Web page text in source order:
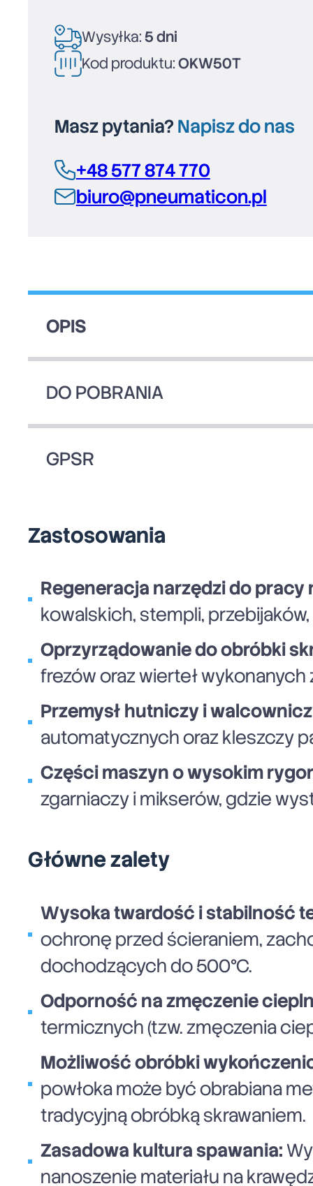
Wysyłka:5 dni
Kod produktu:OKW50T
Masz pytania? Napisz do nas
+48 577 874 770
biuro@pneumaticon.pl
OPIS
DO POBRANIA
GPSR
Zastosowania
Regeneracja narzędzi do pracy
kowalskich, stempli,
Oprzyrządowanie do obróbki
frezów oraz wierteł
Przemysł hutniczy i
automatycznych oraz kleszczy
Części maszyn o wysokim
zgarniaczy i mikserów, gdzie
Główne zalety
Wysoka twardość i stabilność
ochronę przed ścieraniem,
dochodzących do 500°C.
Odporność na zmęczenie
termicznych (tzw. zmęczenia
Możliwość obróbki
powłoka może być obrabiana
tradycyjną obróbką skrawaniem.
Zasadowa kultura spawania:
nanoszenie materiału na